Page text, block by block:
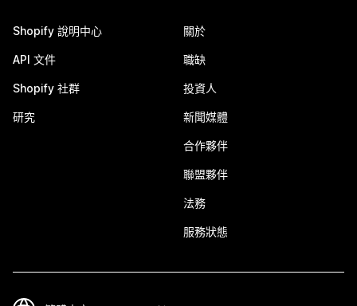
Shopify 說明中心
API 文件
Shopify 社群
研究
關於
職缺
投資人
新聞媒體
合作夥伴
聯盟夥伴
法務
服務狀態